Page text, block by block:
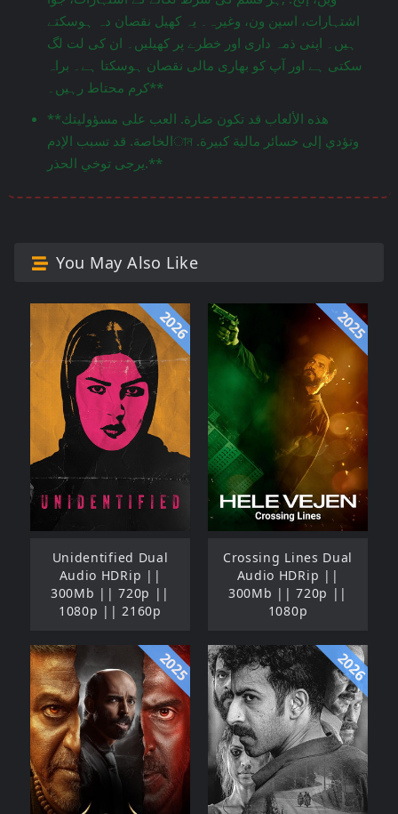
اشتہارات، اسپن ون، وغیرہ۔ یہ کھیل نقصان دہ ہوسکتے
ہیں۔ اپنی ذمہ داری اور خطرے پر کھیلیں۔ ان کی لت لگ
سکتی ہے اور آپ کو بھاری مالی نقصان ہوسکتا ہے۔ براہ
کرم محتاط رہیں۔**
**هذه الألعاب قد تكون ضارة. العب على مسؤوليتك
الخاصة. قد تسبب الإدمান وتؤدي إلى خسائر مالية كبيرة.
يرجى توخي الحذر.**
You May Also Like
2026
Unidentified Dual
Audio HDRip ||
300Mb || 720p ||
1080p || 2160p
2025
Crossing Lines Dual
Audio HDRip ||
300Mb || 720p ||
1080p
2025 2026